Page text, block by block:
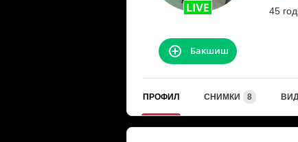
45
Бакшиш
ПРОФИЛ СНИМКИ 8